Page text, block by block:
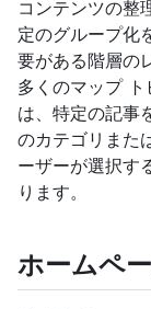
コンテンツの整
定のグループ化
要がある階層の
多くのマップ
は、特定の記事
のカテゴリまた
ーザーが選択す
ります。
ホームペ